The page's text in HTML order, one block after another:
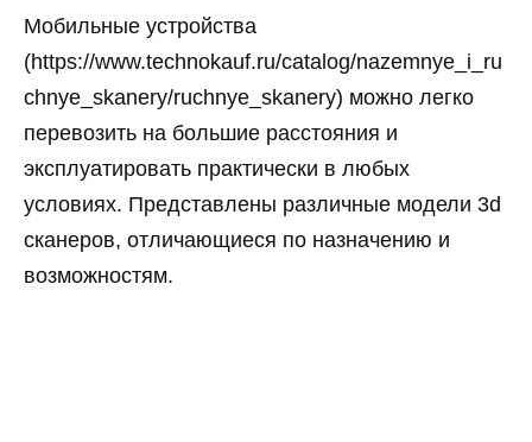
Мобильные устройства
(https://www.technokauf.ru/catalog/nazemnye_i_ru
chnye_skanery/ruchnye_skanery) можно легко
перевозить на большие расстояния и
эксплуатировать практически в любых
условиях. Представлены различные модели 3d
сканеров, отличающиеся по назначению и
возможностям.